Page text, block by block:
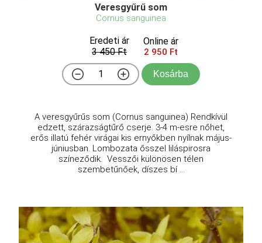
Veresgyűrű som
Cornus sanguinea
Eredeti ár
3 450 Ft
Online ár
2 950 Ft
Kosárba
A veresgyűrűs som (Cornus sanguinea) Rendkívül
edzett, szárazságtűrő cserje. 3-4 m-esre nőhet,
erős illatú fehér virágai kis ernyőkben nyílnak május-
júniusban. Lombozata ősszel liláspirosra
színeződik. Vesszői különösen télen
szembetűnőek, díszes bí ...